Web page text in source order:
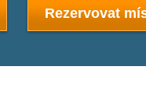
Rezervovat